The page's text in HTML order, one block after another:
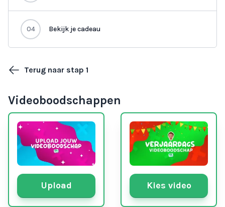
04 Bekijk je cadeau
Terug naar stap 1
Videoboodschappen
Upload Kies video